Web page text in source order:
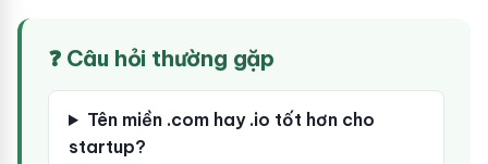
❓ Câu hỏi thường gặp
Tên miền .com hay .io tốt hơn cho
startup?